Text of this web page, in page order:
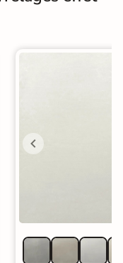
pierre intérieur
format et XXL
/ extérieur
cuisine |
moderne